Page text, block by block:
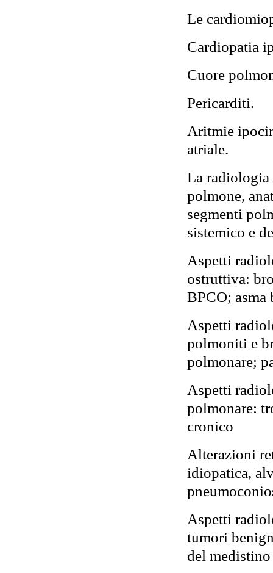
Le
Cardiopatia
Cuore
Pericarditi.
Aritmie
atriale.
La radiologia
polmone,
segmenti
sistemico e
Aspetti
ostruttiva:
BPCO; asma
Aspetti
polmoniti e
polmonare;
Aspetti
polmonare:
cronico
Alterazioni
idiopatica,
Aspetti
tumori
del medistino